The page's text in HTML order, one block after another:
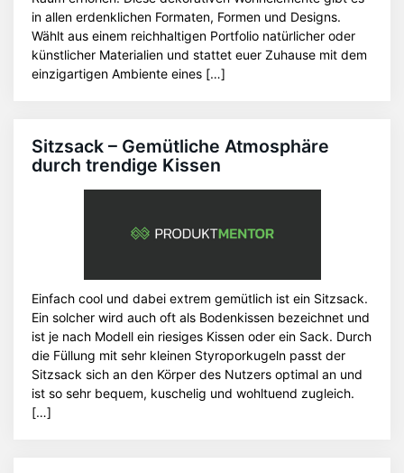
in allen erdenklichen Formaten, Formen und Designs.
Wählt aus einem reichhaltigen Portfolio natürlicher oder
künstlicher Materialien und stattet euer Zuhause mit dem
einzigartigen Ambiente eines […]
Sitzsack – Gemütliche Atmosphäre
durch trendige Kissen
Einfach cool und dabei extrem gemütlich ist ein Sitzsack.
Ein solcher wird auch oft als Bodenkissen bezeichnet und
ist je nach Modell ein riesiges Kissen oder ein Sack. Durch
die Füllung mit sehr kleinen Styroporkugeln passt der
Sitzsack sich an den Körper des Nutzers optimal an und
ist so sehr bequem, kuschelig und wohltuend zugleich.
[…]